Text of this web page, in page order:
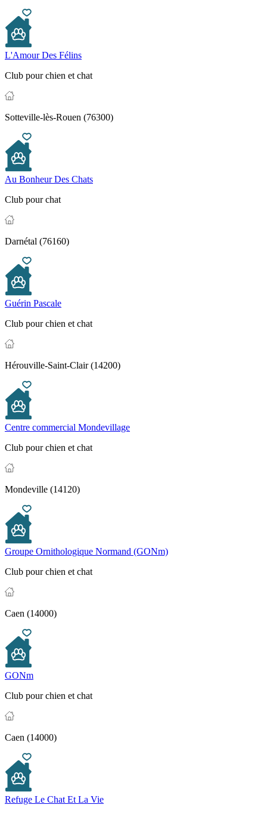
L'Amour Des Félins
Club pour chien et chat
Sotteville-lès-Rouen (76300)
Au Bonheur Des Chats
Club pour chat
Darnétal (76160)
Guérin Pascale
Club pour chien et chat
Hérouville-Saint-Clair (14200)
Centre commercial Mondevillage
Club pour chien et chat
Mondeville (14120)
Groupe Ornithologique Normand (GONm)
Club pour chien et chat
Caen (14000)
GONm
Club pour chien et chat
Caen (14000)
Refuge Le Chat Et La Vie